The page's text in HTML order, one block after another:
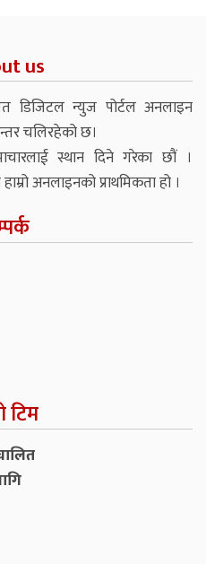
us
डिजिटल न्युज पोर्टल अनलाइन
चलिरहेको छ।
स्थान दिने गरेका छौं ।
अनलाइनको प्राथमिकता हो ।
टिम